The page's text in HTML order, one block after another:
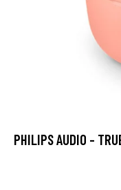
PHILIPS AUDIO -